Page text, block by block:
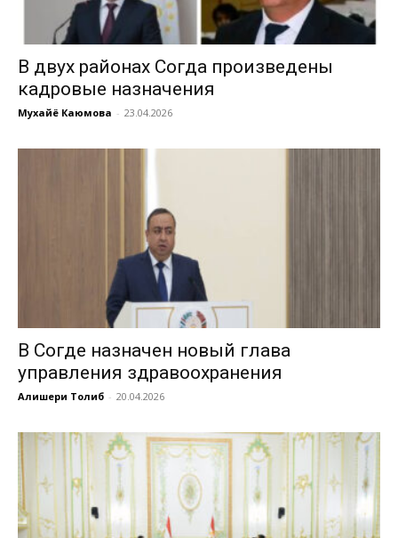
В двух районах Согда произведены
кадровые назначения
Мухайё Каюмова - 23.04.2026
В Согде назначен новый глава
управления здравоохранения
Алишери Толиб - 20.04.2026